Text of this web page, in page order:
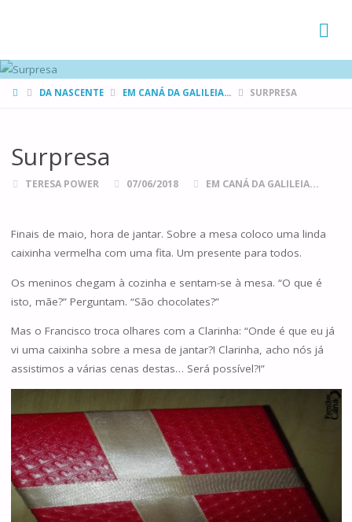
HOMEDA NASCENTE EM CANÁ DA GALILEIA... SURPRESA
Surpresa
TERESA POWER 07/06/2018 EM CANÁ DA GALILEIA...
Finais de maio, hora de jantar. Sobre a mesa coloco uma linda
caixinha vermelha com uma fita. Um presente para todos.
Os meninos chegam à cozinha e sentam-se à mesa. “O que é
isto, mãe?” Perguntam. “São chocolates?”
Mas o Francisco troca olhares com a Clarinha: “Onde é que eu já
vi uma caixinha sobre a mesa de jantar?! Clarinha, acho nós já
assistimos a várias cenas destas… Será possível?!”